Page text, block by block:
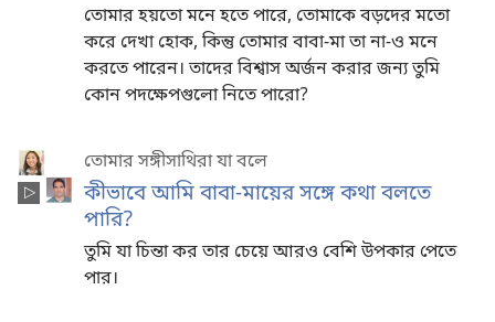
তোমার হয়তো মনে হতে পারে, তোমাকে বড়দের মতো
করে দেখা হোক, কিন্তু তোমার বাবা-মা তা না-ও মনে
করতে পারেন। তাদের বিশ্বাস অর্জন করার জন্য তুমি
কোন পদক্ষেপগুলো নিতে পারো?
তোমার সঙ্গীসাথিরা যা বলে
কীভাবে আমি বাবা-মায়ের সঙ্গে কথা বলতে
পারি?
তুমি যা চিন্তা কর তার চেয়ে আরও বেশি উপকার পেতে
পার।